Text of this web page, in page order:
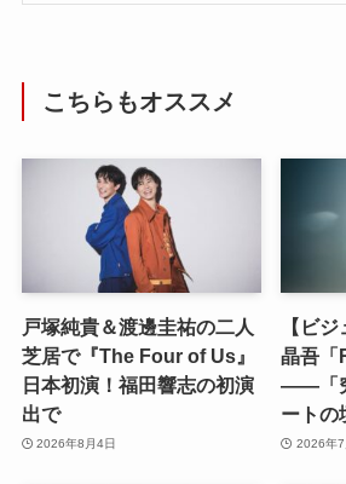
こちらもオススメ
戸塚純貴＆渡邊圭祐の二人
芝居で『The Four of Us』
日本初演！福田響志の初演
出で
2026年8月4日
【ビ
晶吾「
――「
ートの
2026年7